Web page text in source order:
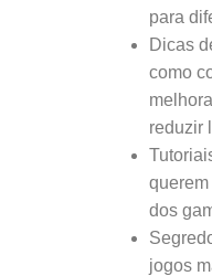
para
Dicas
como
reduzir
dos
jogos